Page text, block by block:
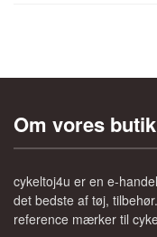
Om vores butik
cykeltoj4u er en e-
det bedste af tøj,
reference mærker til